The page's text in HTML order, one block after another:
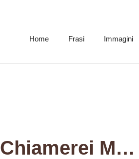
Home Frasi Immagini
Se Avessi Un Tumore Lo Chiamerei Marla. Marla: Il Taglietto Sul Tuo Palato Che Si Rimarginerebbe Se La Smettessi Di Stuzzicarlo Con La Lingua, Ma Non Puoi.